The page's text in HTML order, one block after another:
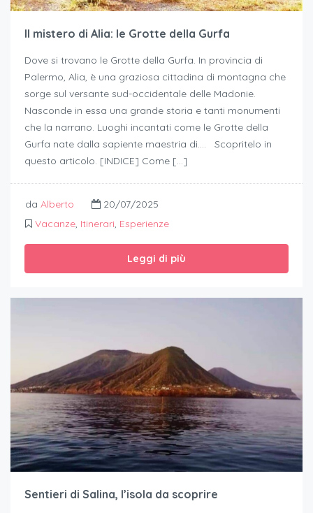
Il mistero di Alia: le Grotte della Gurfa
Dove si trovano le Grotte della Gurfa. In provincia di
Palermo, Alia, è una graziosa cittadina di montagna che
sorge sul versante sud-occidentale delle Madonie.
Nasconde in essa una grande storia e tanti monumenti
che la narrano. Luoghi incantati come le Grotte della
Gurfa nate dalla sapiente maestria di…. Scopritelo in
questo articolo. [INDICE] Come […]
da Alberto
20/07/2025
Vacanze, Itinerari, Esperienze
Leggi di più
Sentieri di Salina, l’isola da scoprire